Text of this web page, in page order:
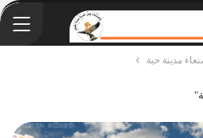
مدينة حية